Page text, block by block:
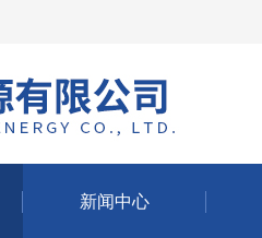
新闻中心